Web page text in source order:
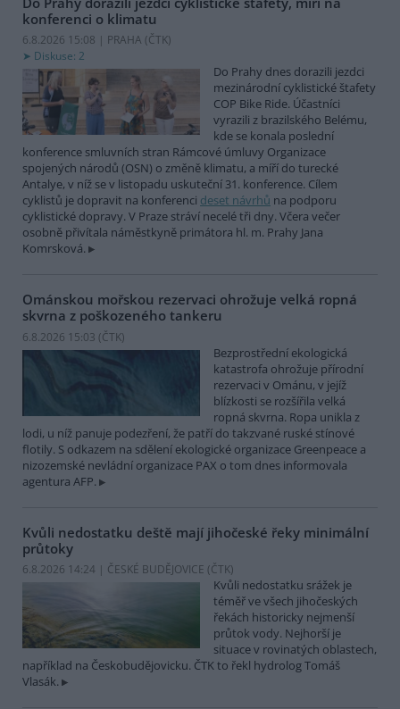
konferenci o klimatu
6.8.2026 15:08 | PRAHA (ČTK)
Diskuse: 2
Do Prahy dnes dorazili jezdci
mezinárodní cyklistické štafety
COP Bike Ride. Účastníci
vyrazili z brazilského Belému,
kde se konala poslední
konference smluvních stran Rámcové úmluvy Organizace
spojených národů (OSN) o změně klimatu, a míří do turecké
Antalye, v níž se v listopadu uskuteční 31. konference. Cílem
cyklistů je dopravit na konferenci deset návrhů na podporu
cyklistické dopravy. V Praze stráví necelé tři dny. Včera večer
osobně přivítala náměstkyně primátora hl. m. Prahy Jana
Komrsková.
Ománskou mořskou rezervaci ohrožuje velká ropná
skvrna z poškozeného tankeru
6.8.2026 15:03 (ČTK)
Bezprostřední ekologická
katastrofa ohrožuje přírodní
rezervaci v Ománu, v jejíž
blízkosti se rozšířila velká
ropná skvrna. Ropa unikla z
lodi, u níž panuje podezření, že patří do takzvané ruské stínové
flotily. S odkazem na sdělení ekologické organizace Greenpeace a
nizozemské nevládní organizace PAX o tom dnes informovala
agentura AFP.
Kvůli nedostatku deště mají jihočeské řeky minimální
průtoky
6.8.2026 14:24 | ČESKÉ BUDĚJOVICE (ČTK)
Kvůli nedostatku srážek je
téměř ve všech jihočeských
řekách historicky nejmenší
průtok vody. Nejhorší je
situace v rovinatých oblastech,
například na Českobudějovicku. ČTK to řekl hydrolog Tomáš
Vlasák.